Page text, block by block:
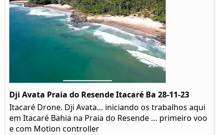
Dji Avata Praia do Resende Itacaré Ba 28-11-23
Itacaré Drone. Dji Avata… iniciando os trabalhos aqui
em Itacaré Bahia na Praia do Resende … primeiro voo
e com Motion controller